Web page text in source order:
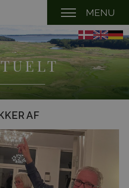
MENU
AF